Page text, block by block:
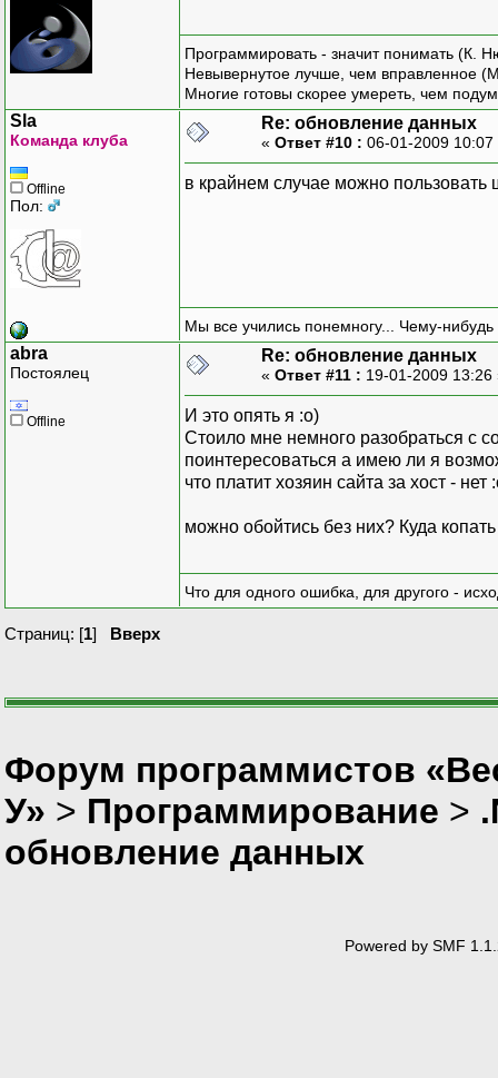
Программировать - значит понимать (К.
Невывернутое лучше, чем вправленное
Многие готовы скорее умереть, чем
Sla
Команда клуба
Offline
Пол:
Re: обновление данных
« Ответ #10 : 06-01-2009
в крайнем случае можно пользовать
Мы все учились понемногу... Чему-нибудь
abra
Постоялец
Offline
Re: обновление данных
« Ответ #11 : 19-01-2009
И это опять я :о)
Стоило мне немного разобраться с
поинтересоваться а имею ли я
что платит хозяин сайта за хост - нет
можно обойтись без них? Куда
Что для одного ошибка, для другого -
Страниц: [1] Вверх
Форум программистов
У» > Программирование >
обновление данных
Powered by SMF